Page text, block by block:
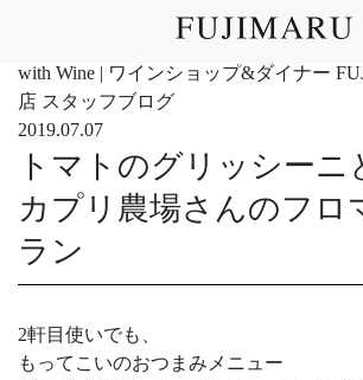
with Wine | ワインショップ&ダイナー
店 スタッフブログ
2019.07.07
トマトのグリッシーニ
カプリ農場さんのフロ
ラン
2軒目使いでも、
もってこいのおつまみメニュー